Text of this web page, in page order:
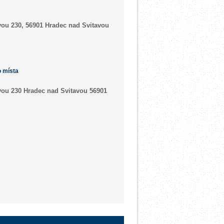
230, 56901 Hradec nad Svitavou
místa
230 Hradec nad Svitavou 56901